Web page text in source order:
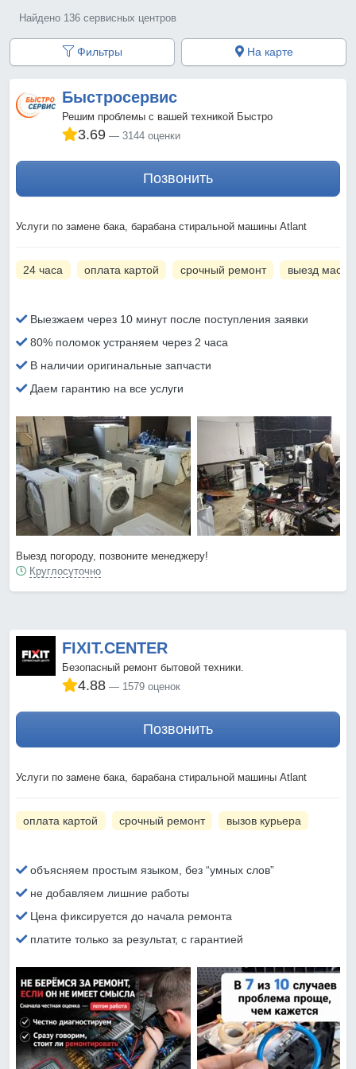
Найдено 136 сервисных центров
Фильтры На карте
Быстросервис
Решим проблемы с вашей техникой Быстро
3.69 3144 оценки
Позвонить
Услуги по замене бака, барабана стиральной машины Atlant
24 часа оплата картой срочный ремонт выезд
Выезжаем через 10 минут после поступления заявки
80% поломок устраняем через 2 часа
В наличии оригинальные запчасти
Даем гарантию на все услуги
Выезд погороду, позвоните менеджеру!
Круглосуточно
FIXIT.CENTER
Безопасный ремонт бытовой техники.
4.88 1579 оценок
Позвонить
Услуги по замене бака, барабана стиральной машины Atlant
оплата картой срочный ремонт вызов курьера
объясняем простым языком, без “умных слов”
не добавляем лишние работы
Цена фиксируется до начала ремонта
платите только за результат, с гарантией